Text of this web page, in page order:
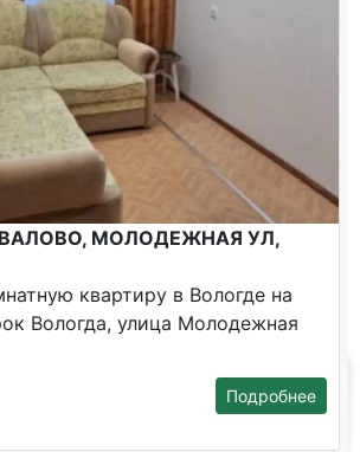
МОЛОДЕЖНАЯ УЛ,
квартиру в Вологде на
Вологда, улица Молодежная
Подробнее